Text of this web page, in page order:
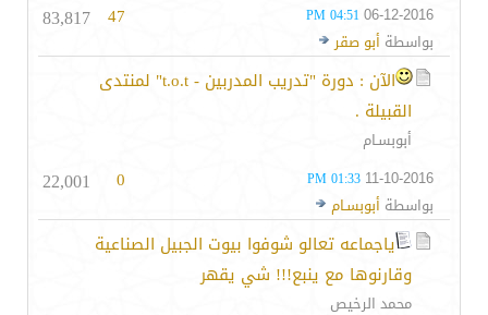
06-12-2016
04:51 PM
بواسطة أبو صقر
47
83,817
الآن : دورة "تدريب المدربين - t.o.t" لمنتدى
القبيلة .
أبوبسـام
11-10-2016
01:33 PM
بواسطة أبوبسـام
0
22,001
ياجماعه تعالو شوفوا بيوت الجبيل الصناعية
وقارنوها مع ينبع!!! شي يقهر
محمد الرخيص